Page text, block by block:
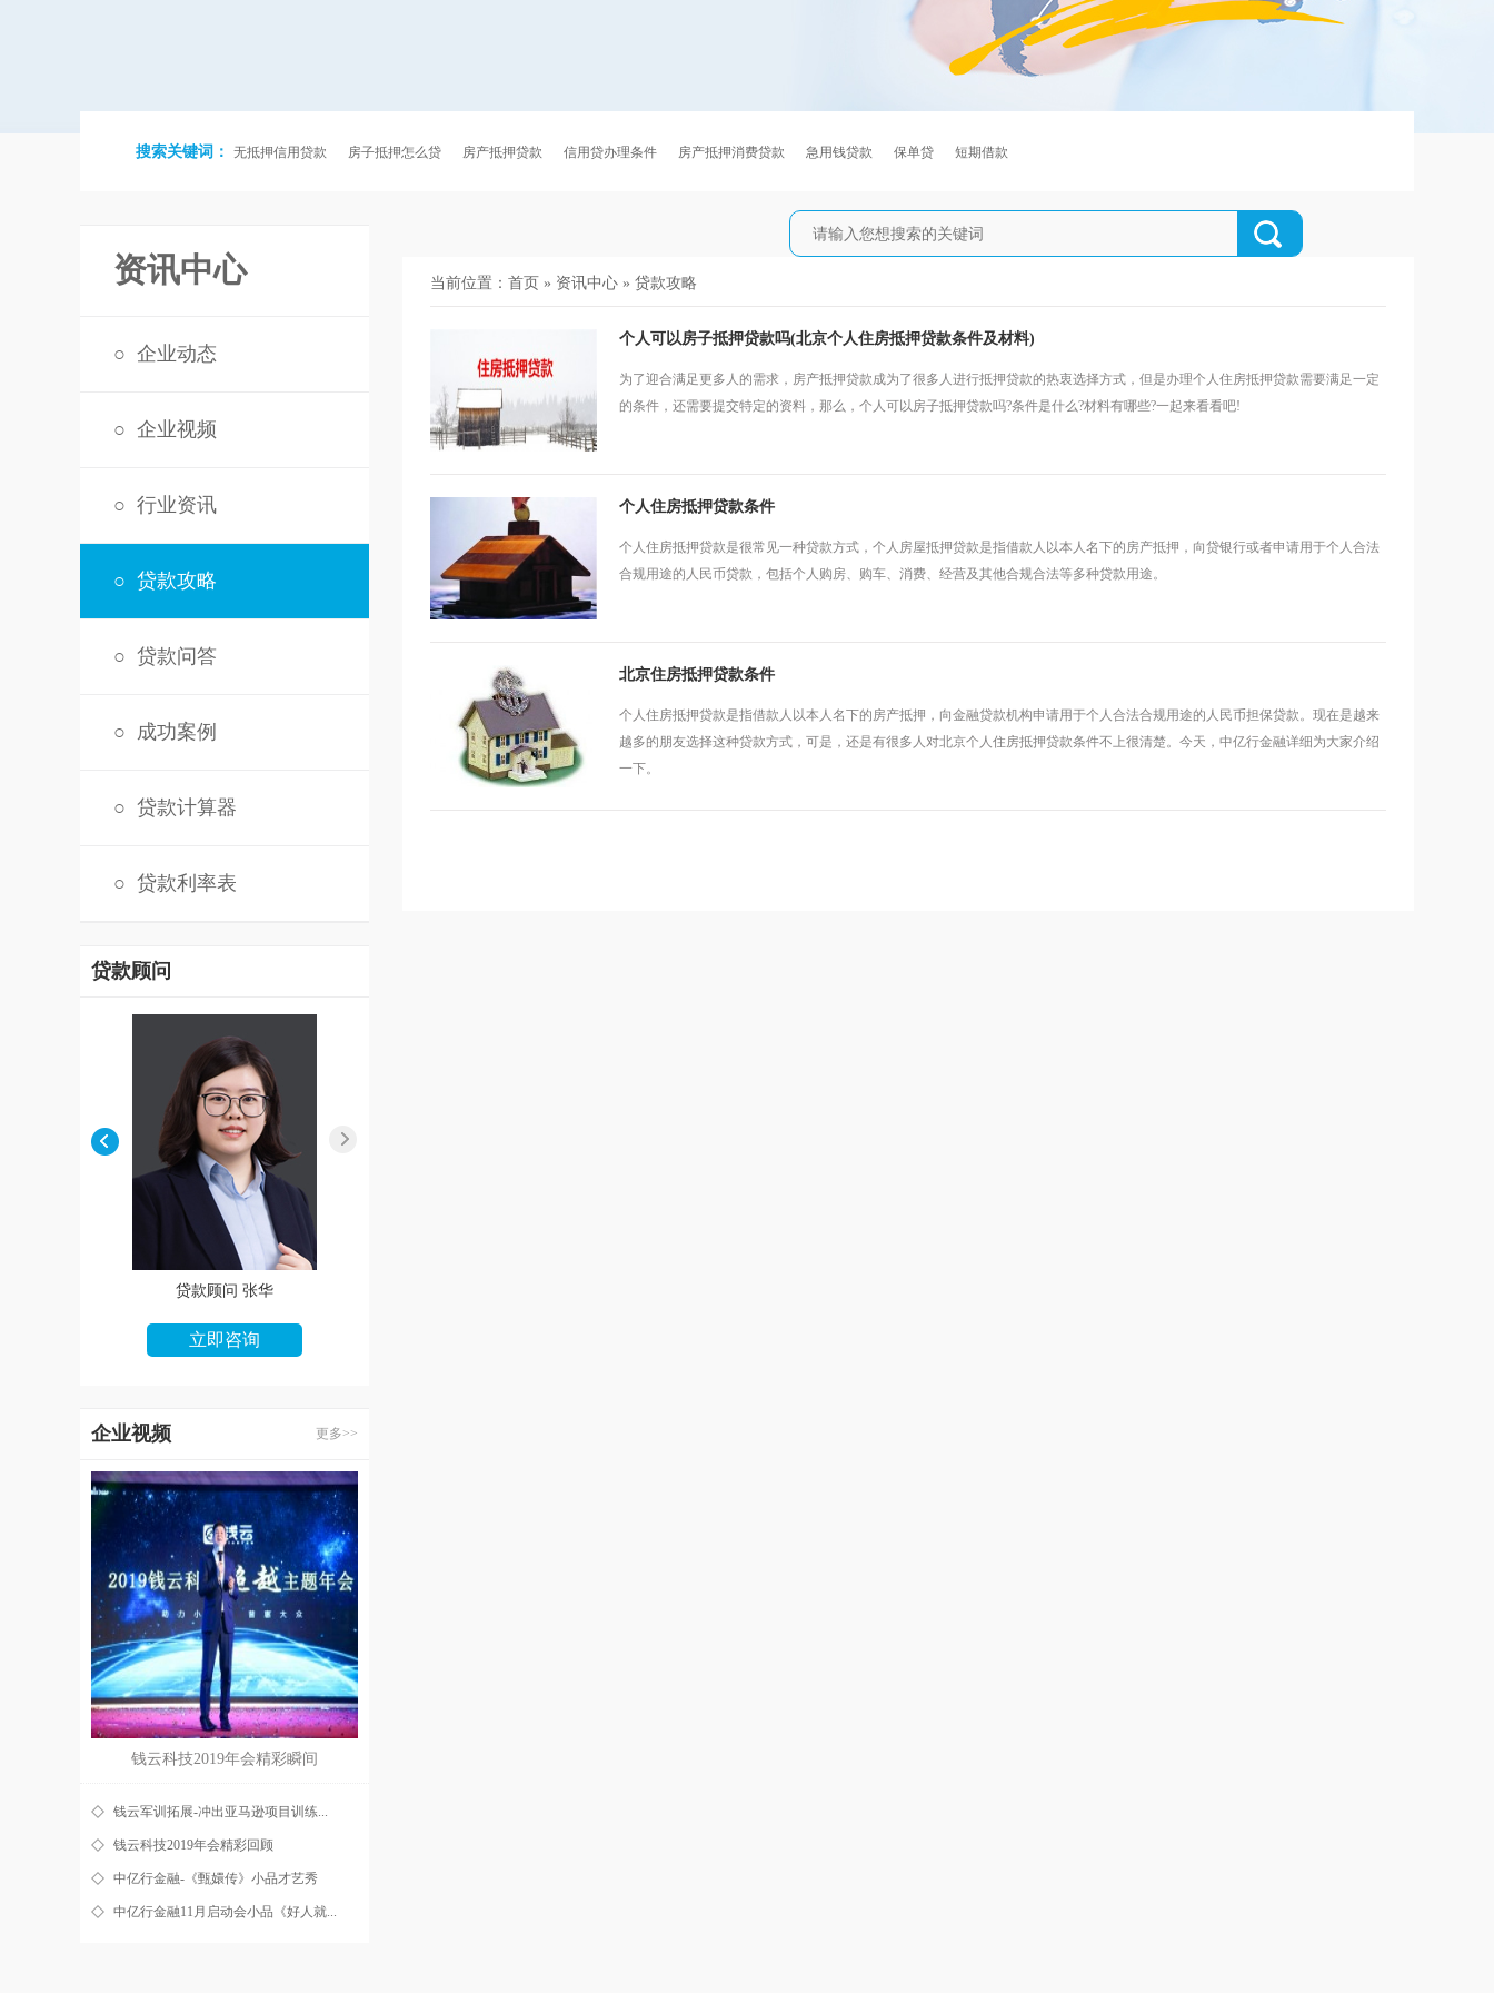
搜索关键词： 无抵押信用贷款 房子抵押怎么贷 房产抵押贷款 信用贷办理条件 房产抵押消费贷款 急用钱贷款 保单贷 短期借款
资讯中心
○ 企业动态
○ 企业视频
○ 行业资讯
○ 贷款攻略
○ 贷款问答
○ 成功案例
○ 贷款计算器
○ 贷款利率表
贷款顾问
贷款顾问 张华
立即咨询
企业视频 更多>>
钱云科技2019年会精彩瞬间
钱云军训拓展-冲出亚马逊项目训练...
钱云科技2019年会精彩回顾
中亿行金融-《甄嬛传》小品才艺秀
中亿行金融11月启动会小品《好人就...
当前位置： 首页 » 资讯中心 » 贷款攻略
个人可以房子抵押贷款吗(北京个人住房抵押贷款条件及材料)
为了迎合满足更多人的需求，房产抵押贷款成为了很多人进行抵押贷款的热衷选择方式，但是办理个人住房抵押贷款需要满足一定
的条件，还需要提交特定的资料，那么，个人可以房子抵押贷款吗?条件是什么?材料有哪些?一起来看看吧!
个人住房抵押贷款条件
个人住房抵押贷款是很常见一种贷款方式，个人房屋抵押贷款是指借款人以本人名下的房产抵押，向贷银行或者申请用于个人合法
合规用途的人民币贷款，包括个人购房、购车、消费、经营及其他合规合法等多种贷款用途。
北京住房抵押贷款条件
个人住房抵押贷款是指借款人以本人名下的房产抵押，向金融贷款机构申请用于个人合法合规用途的人民币担保贷款。现在是越来
越多的朋友选择这种贷款方式，可是，还是有很多人对北京个人住房抵押贷款条件不上很清楚。今天，中亿行金融详细为大家介绍
一下。